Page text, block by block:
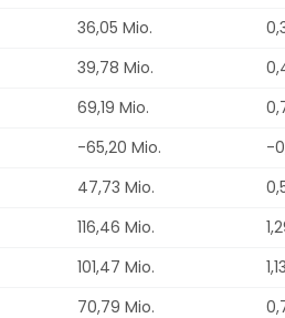
36,05 Mio.
39,78 Mio.
69,19 Mio.
-65,20 Mio. -
47,73 Mio.
116,46 Mio.
101,47 Mio. 1,13
70,79 Mio.